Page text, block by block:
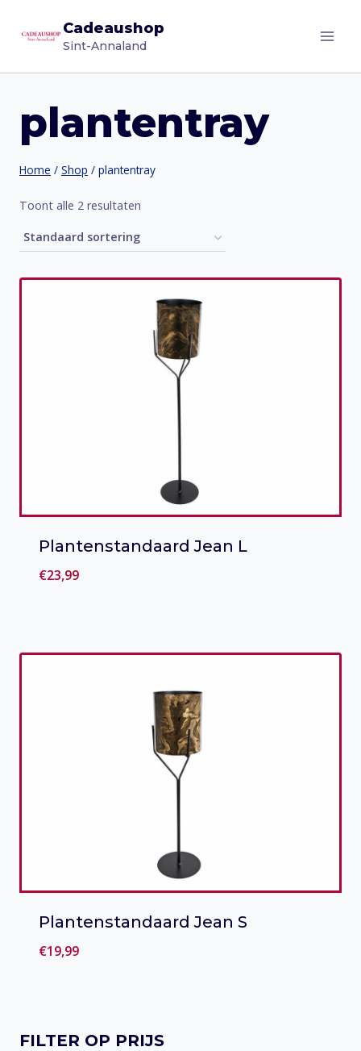
naar
Cadeaushop
Sint-Annaland
plantentray
Home / Shop / plantentray
Toont alle 2 resultaten
Plantenstandaard Jean L
€23,99
Plantenstandaard Jean S
€19,99
FILTER OP PRIJS